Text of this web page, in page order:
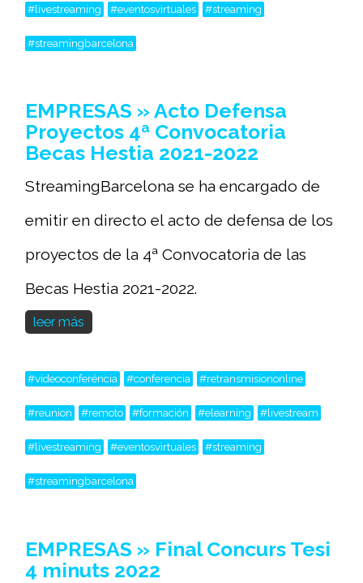
#livestreaming #eventosvirtuales #streaming
#streamingbarcelona
EMPRESAS » Acto Defensa
Proyectos 4ª Convocatoria
Becas Hestia 2021-2022
StreamingBarcelona se ha encargado de
emitir en directo el acto de defensa de los
proyectos de la 4ª Convocatoria de las
Becas Hestia 2021-2022.
leer más
#videoconferéncia #conferencia #retransmisiononline
#reunion #remoto #formación #elearning #livestream
#livestreaming #eventosvirtuales #streaming
#streamingbarcelona
EMPRESAS » Final Concurs Tesi
4 minuts 2022